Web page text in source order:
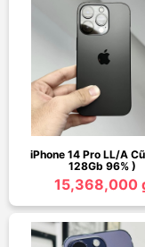
iPhone 14 Pro LL/A
128Gb 96% )
15,368,000